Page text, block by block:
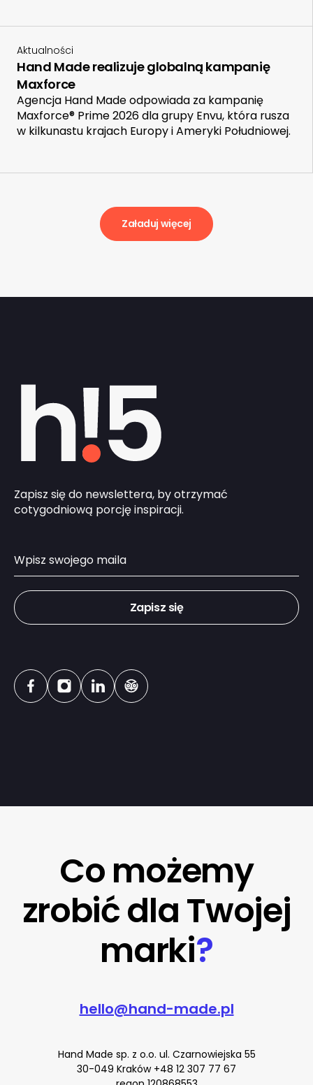
Aktualności
Hand Made realizuje globalną kampanię
Maxforce
Agencja Hand Made odpowiada za kampanię
Maxforce® Prime 2026 dla grupy Envu, która rusza
w kilkunastu krajach Europy i Ameryki Południowej.
Załaduj więcej
Zapisz się do newslettera, by otrzymać
cotygodniową porcję inspiracji.
Co możemy
zrobić dla Twojej
marki?
hello@hand-made.pl
Hand Made sp. z o.o. ul. Czarnowiejska 55
30-049 Kraków +48 12 307 77 67